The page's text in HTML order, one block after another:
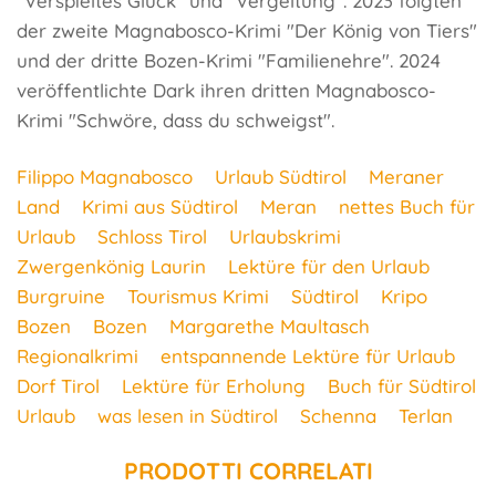
der zweite Magnabosco-Krimi "Der König von Tiers"
und der dritte Bozen-Krimi "Familienehre". 2024
veröffentlichte Dark ihren dritten Magnabosco-
Krimi "Schwöre, dass du schweigst".
Filippo Magnabosco Urlaub Südtirol
Meraner
Land
Krimi aus Südtirol Meran
nettes Buch für
Urlaub
Schloss Tirol
Urlaubskrimi
Zwergenkönig Laurin
Lektüre für den Urlaub
Burgruine
Tourismus Krimi Südtirol
Kripo
Bozen
Bozen
Margarethe Maultasch
Regionalkrimi
entspannende Lektüre für Urlaub
Dorf Tirol
Lektüre für Erholung
Buch für Südtirol
Urlaub
was lesen in Südtirol Schenna Terlan
PRODOTTI CORRELATI